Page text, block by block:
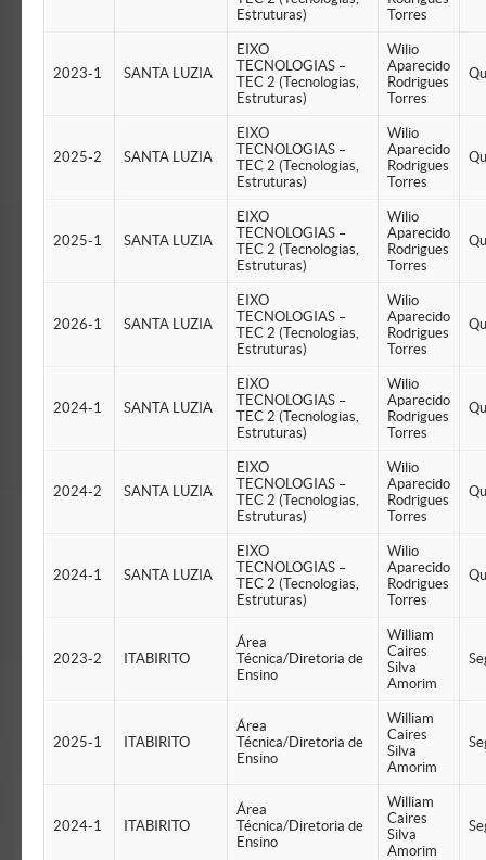
Estruturas)
Torres
2023-1 SANTA LUZIA
EIXO
TECNOLOGIAS –
TEC 2 (Tecnologias,
Estruturas)
Wilio
Aparecido
Rodrigues
Torres
2025-2 SANTA LUZIA
EIXO
TECNOLOGIAS –
TEC 2 (Tecnologias,
Estruturas)
Wilio
Aparecido
Rodrigues
Torres
2025-1 SANTA LUZIA
EIXO
TECNOLOGIAS –
TEC 2 (Tecnologias,
Estruturas)
Wilio
Aparecido
Rodrigues
Torres
2026-1 SANTA LUZIA
EIXO
TECNOLOGIAS –
TEC 2 (Tecnologias,
Estruturas)
Wilio
Aparecido
Rodrigues
Torres
2024-1 SANTA LUZIA
EIXO
TECNOLOGIAS –
TEC 2 (Tecnologias,
Estruturas)
Wilio
Aparecido
Rodrigues
Torres
2024-2 SANTA LUZIA
EIXO
TECNOLOGIAS –
TEC 2 (Tecnologias,
Estruturas)
Wilio
Aparecido
Rodrigues
Torres
2024-1 SANTA LUZIA
EIXO
TECNOLOGIAS –
TEC 2 (Tecnologias,
Estruturas)
Wilio
Aparecido
Rodrigues
Torres
2023-2 ITABIRITO
Área
Técnica/Diretoria de
Ensino
William
Caires
Silva
Amorim
2025-1 ITABIRITO
Área
Técnica/Diretoria de
Ensino
William
Caires
Silva
Amorim
2024-1 ITABIRITO
Área
Técnica/Diretoria de
Ensino
William
Caires
Silva
Amorim